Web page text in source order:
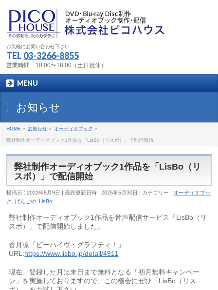
お気軽にお問い合わせ下さい
TEL 03-3266-8855
営業時間 10:00〜18:00（土日祝休）
MENU
お知らせ
HOME » お知らせ » オーディオブック »
弊社制作オーディオブック1作品を「LisBo（リスボ）」で配信開始
弊社制作オーディオブック1作品を「LisBo（リ
スボ）」で配信開始
投稿日 : 2022年5月9日 最終更新日時 : 2025年5月30日 カテゴリー : オーディオブッ
ク
,げんごや LisBo
弊社制作オーディオブック1作品を音声配信サービス「LisBo（リ
スボ）」で配信開始しました。
香月凛「ビーハイヴ・グラフティ！」
URL:https://www.lisbo.jp/detail/4911
現在、登録した月は末日まで無料となる「初月無料キャンペー
ン」を実施しておりますので、この機会にぜひ「LisBo（リス